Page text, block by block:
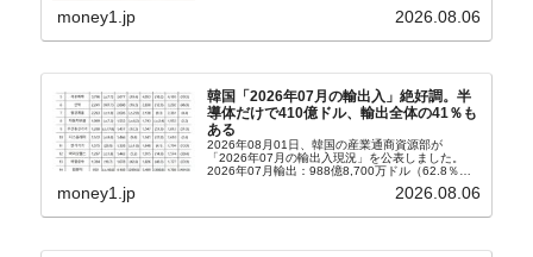
から以下に一部を引きます。2005年に初めて...
money1.jp 2026.08.06
韓国「2026年07月の輸出入」絶好調。半
導体だけで410億ドル、輸出全体の41％も
ある
2026年08月01日、韓国の産業通商資源部が
「2026年07月の輸出入現況」を公表しました。
2026年07月輸出：988億8,700万ドル（62.8％）
money1.jp 2026.08.06